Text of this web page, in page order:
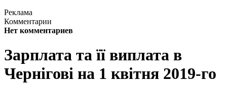
Реклама
Комментарии
Нет комментариев
Зарплата та її виплата в
Чернігові на 1 квітня 2019-го